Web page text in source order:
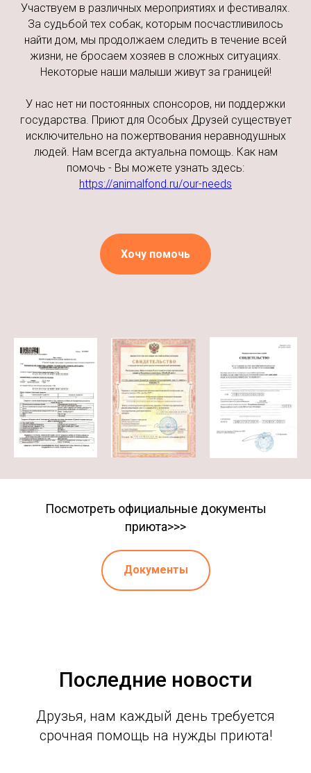
Участвуем в различных мероприятиях и фестивалях.
За судьбой тех собак, которым посчастливилось
найти дом, мы продолжаем следить в течение всей
жизни, не бросаем хозяев в сложных ситуациях.
Некоторые наши малыши живут за границей!
У нас нет ни постоянных спонсоров, ни поддержки
государства. Приют для Особых Друзей существует
исключительно на пожертвования неравнодушных
людей. Нам всегда актуальна помощь. Как нам
помочь - Вы можете узнать здесь:
https://animalfond.ru/our-needs
Хочу помочь
Посмотреть официальные документы
приюта>>>
Документы
Последние новости
Друзья, нам каждый день требуется
срочная помощь на нужды приюта!